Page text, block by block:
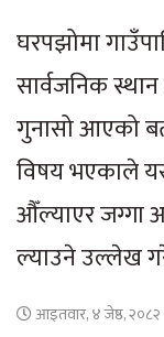
घरपझोमा
सार्वजनिक
गुनासो आएको
विषय भएकाले
औँल्याएर जग्गा
ल्याउने उल्लेख
आइतवार, ४ जेष्ठ,